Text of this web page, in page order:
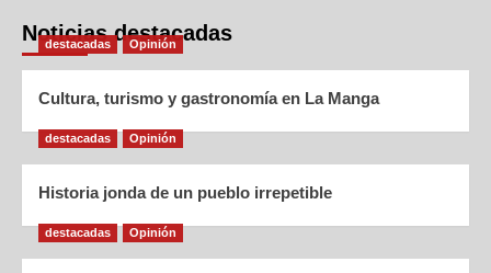
Noticias destacadas
destacadas Opinión
Cultura, turismo y gastronomía en La Manga
destacadas Opinión
Historia jonda de un pueblo irrepetible
destacadas Opinión